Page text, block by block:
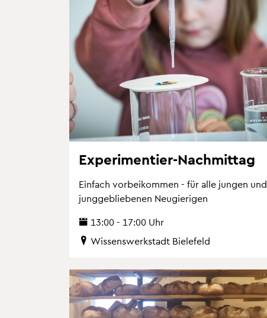
Ex­pe­ri­men­tier-Nach­mit­tag
Ein­fach vor­bei­kom­men - für alle jun­gen und
jung­ge­blie­be­nen Neu­gie­ri­gen
13:00 - 17:00 Uhr
Wis­sens­werk­stadt Bie­le­feld